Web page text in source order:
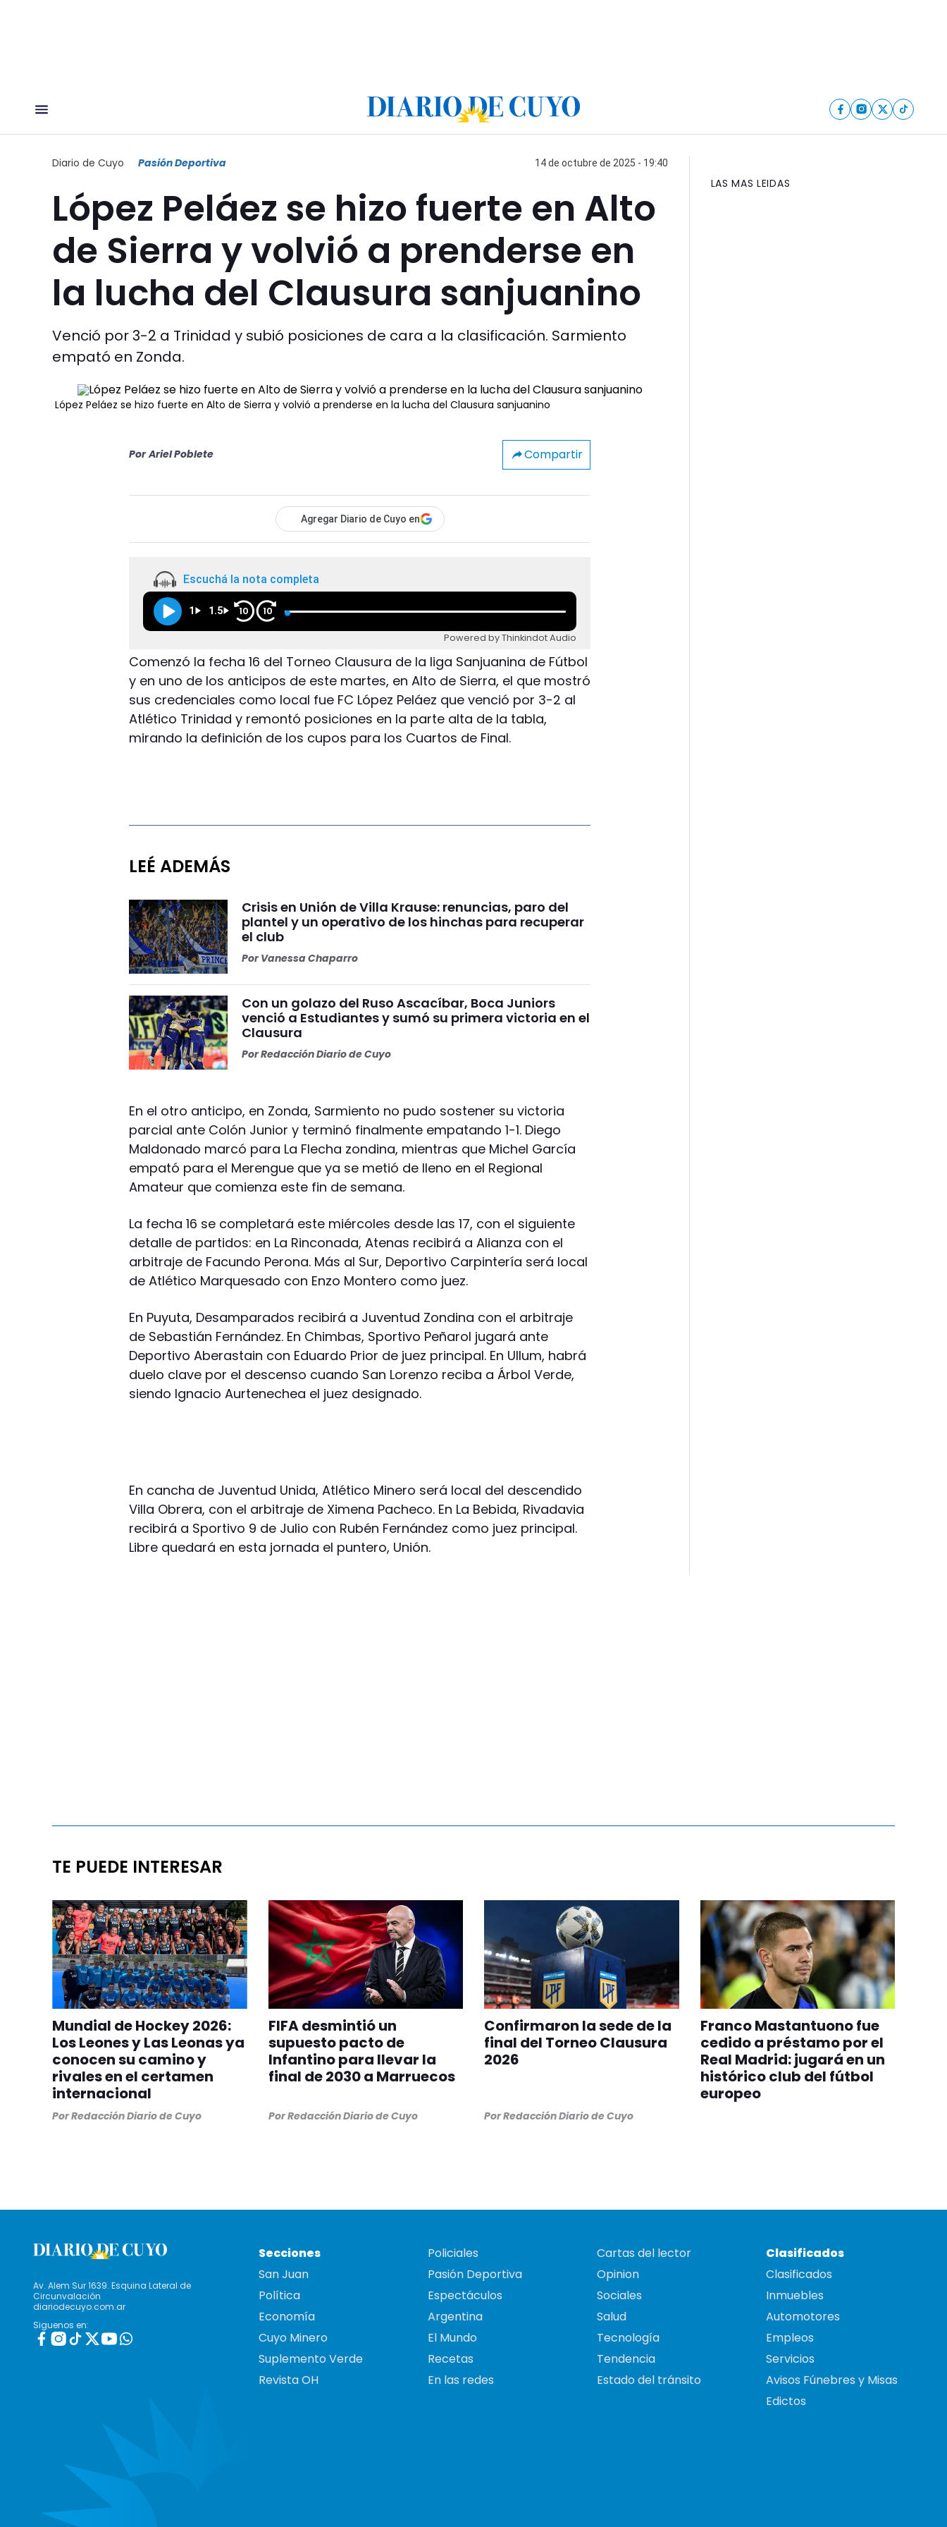
Diario de Cuyo Pasión Deportiva 14 de octubre de 2025 - 19:40
López Peláez se hizo fuerte en Alto
de Sierra y volvió a prenderse en
la lucha del Clausura sanjuanino
Venció por 3-2 a Trinidad y subió posiciones de cara a la clasificación. Sarmiento
empató en Zonda.
López Peláez se hizo fuerte en Alto de Sierra y volvió a prenderse en la lucha del Clausura sanjuanino
Por Ariel Poblete Compartir
Agregar Diario de Cuyo en
Escuchá la nota completa
1 1.5 10 10
Powered by Thinkindot Audio
Comenzó la fecha 16 del Torneo Clausura de la liga Sanjuanina de Fútbol
y en uno de los anticipos de este martes, en Alto de Sierra, el que mostró
sus credenciales como local fue FC López Peláez que venció por 3-2 al
Atlético Trinidad y remontó posiciones en la parte alta de la tabla,
mirando la definición de los cupos para los Cuartos de Final.
LEÉ ADEMÁS
Crisis en Unión de Villa Krause: renuncias, paro del
plantel y un operativo de los hinchas para recuperar
el club
PorVanessa Chaparro
Con un golazo del Ruso Ascacíbar, Boca Juniors
venció a Estudiantes y sumó su primera victoria en el
Clausura
PorRedacción Diario de Cuyo
En el otro anticipo, en Zonda, Sarmiento no pudo sostener su victoria
parcial ante Colón Junior y terminó finalmente empatando 1-1. Diego
Maldonado marcó para La Flecha zondina, mientras que Michel García
empató para el Merengue que ya se metió de lleno en el Regional
Amateur que comienza este fin de semana.
La fecha 16 se completará este miércoles desde las 17, con el siguiente
detalle de partidos: en La Rinconada, Atenas recibirá a Alianza con el
arbitraje de Facundo Perona. Más al Sur, Deportivo Carpintería será local
de Atlético Marquesado con Enzo Montero como juez.
En Puyuta, Desamparados recibirá a Juventud Zondina con el arbitraje
de Sebastián Fernández. En Chimbas, Sportivo Peñarol jugará ante
Deportivo Aberastain con Eduardo Prior de juez principal. En Ullum, habrá
duelo clave por el descenso cuando San Lorenzo reciba a Árbol Verde,
siendo Ignacio Aurtenechea el juez designado.
En cancha de Juventud Unida, Atlético Minero será local del descendido
Villa Obrera, con el arbitraje de Ximena Pacheco. En La Bebida, Rivadavia
recibirá a Sportivo 9 de Julio con Rubén Fernández como juez principal.
Libre quedará en esta jornada el puntero, Unión.
LAS MAS LEIDAS
TE PUEDE INTERESAR
Mundial de Hockey 2026:
Los Leones y Las Leonas ya
conocen su camino y
rivales en el certamen
internacional
PorRedacción Diario de Cuyo
FIFA desmintió un
supuesto pacto de
Infantino para llevar la
final de 2030 a Marruecos
PorRedacción Diario de Cuyo
Confirmaron la sede de la
final del Torneo Clausura
2026
PorRedacción Diario de Cuyo
Franco Mastantuono fue
cedido a préstamo por el
Real Madrid: jugará en un
histórico club del fútbol
europeo
Av. Alem Sur 1639. Esquina Lateral de
Circunvalación
diariodecuyo.com.ar
Siguenos en:
Secciones
San Juan
Política
Economía
Cuyo Minero
Suplemento Verde
Revista OH
Policiales
Pasión Deportiva
Espectáculos
Argentina
El Mundo
Recetas
En las redes
Cartas del lector
Opinion
Sociales
Salud
Tecnología
Tendencia
Estado del tránsito
Clasificados
Clasificados
Inmuebles
Automotores
Empleos
Servicios
Avisos Fúnebres y Misas
Edictos